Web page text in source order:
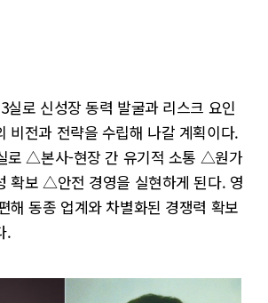
실로 신성장 동력 발굴과 리스크 요인
비전과 전략을 수립해 나갈 계획이다.
로 △본사-현장 간 유기적 소통 △원가
확보 △안전 경영을 실현하게 된다. 영
해 동종 업계와 차별화된 경쟁력 확보
.